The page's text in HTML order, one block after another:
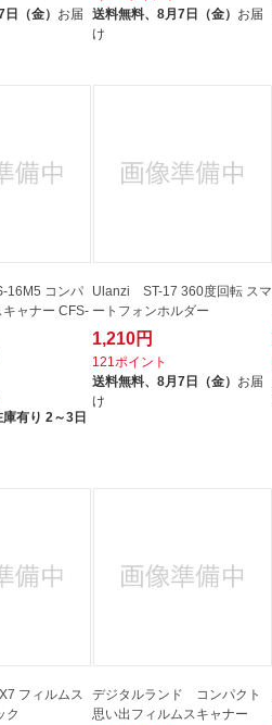
（金） お届
送料無料、8月7日（金） お届
け
16M5 コンパ
ャナー CFS-
庫有り 2～3日
Ulanzi ST-17 360度回転 スマ
ートフォンホルダー
1,210円
121ポイント
送料無料、8月7日（金） お届
け
フィルムス
ク
デジタルランド コンパクト
思い出フィルムスキャナー